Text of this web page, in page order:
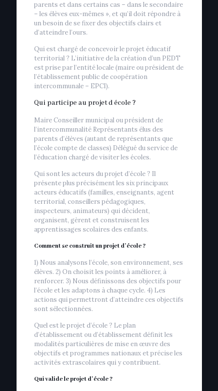
parents et dans certains cas – dans le secondaire
– les élèves eux-mêmes », et qu’il doit répondre à
un besoin de se fixer des objectifs clairs et
d’atteindre l’ours.
Qui est chargé de concevoir le projet éducatif
territorial ? L’initiative de la création d’un PEDT
est prise par l’entité locale (maire ou président de
l’établissement public de coopération
intercommunale – EPCI).
Qui participe au projet d école ?
Maire Conseiller municipal ou président de
l’intercommunalité Représentants élus des
parents d’élèves (autant de représentants que
l’école compte de classes) Délégué du service de
l’éducation chargé de visiter les écoles.
Qui sont les acteurs du projet d’école ? Il
présente plus précisément les six principaux
acteurs éducatifs (familles, enseignants, agent
territorial, conseillers pédagogiques,
inspecteurs, animateurs) qui décident,
organisent, gèrent et construisent les
apprentissages scolaires des enfants.
Comment se construit un projet d’école ?
1) Nous analysons l’école, son environnement, ses
élèves. 2) On choisit les points à améliorer, à
renforcer. 3) Nous définissons des objectifs pour
l’école et les adaptons à chaque cycle. 4) Les
actions qui permettront d’atteindre ces objectifs
sont sélectionnées.
Quel est le projet d’école ? Le plan
d’établissement ou d’établissement définit les
modalités particulières de mise en œuvre des
objectifs et programmes nationaux et précise les
activités extrascolaires qui y contribuent.
Qui valide le projet d’école ?